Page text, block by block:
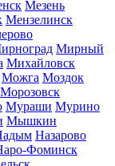
Мезень
Мензелинск
Мирный
Михайловск
Можга Моздок
Морозовск
Мураши Мурино
Мышкин
Назарово
Фоминск